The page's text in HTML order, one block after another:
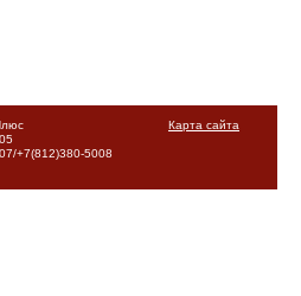
Карта сайта
+7(812)380-5008